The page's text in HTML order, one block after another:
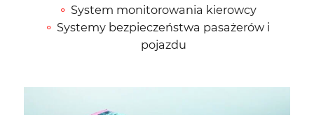
System monitorowania kierowcy
Systemy bezpieczeństwa pasażerów i
pojazdu